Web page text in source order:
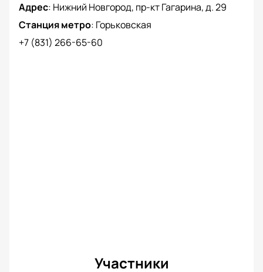
Адрес: Нижний Новгород, пр-кт Гагарина, д. 29
Станция метро: Горьковская
+7 (831) 266-65-60
Участники